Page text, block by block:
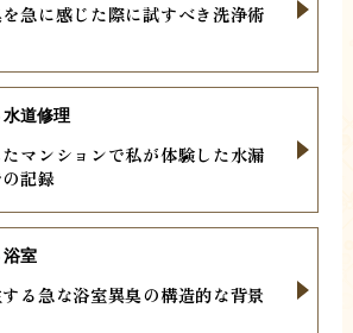
急に感じた際に試すべき洗浄術
マンションで私が体験した水漏
記録
水道修理
る急な浴室異臭の構造的な背景
浴室